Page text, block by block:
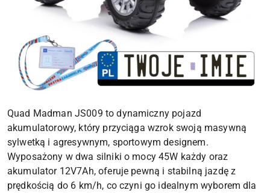
Quad Madman JS009 to dynamiczny pojazd
akumulatorowy, który przyciąga wzrok swoją masywną
sylwetką i agresywnym, sportowym designem.
Wyposażony w dwa silniki o mocy 45W każdy oraz
akumulator 12V7Ah, oferuje pewną i stabilną jazdę z
prędkością do 6 km/h, co czyni go idealnym wyborem dla